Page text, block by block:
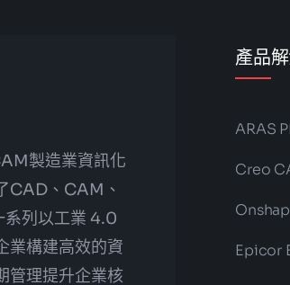
製造業資訊化
CAD、CAM、
列以工業 4.0
業構建高效的資
管理提升企業核
產品
ARAS
Creo
Epicor